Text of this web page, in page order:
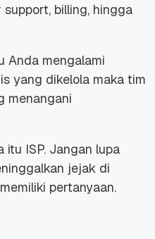
billing, hingga
Anda mengalami
yang dikelola maka tim
menangani
itu ISP. Jangan lupa
jejak di
pertanyaan.